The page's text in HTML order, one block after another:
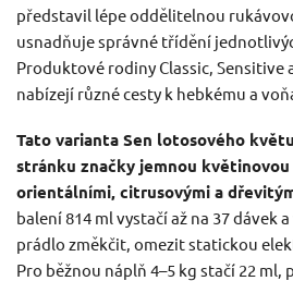
představil lépe oddělitelnou
usnadňuje správné třídění
Produktové rodiny Classic, Sensitive
nabízejí různé cesty k hebkému a
Tato varianta Sen lotosového
stránku značky jemnou květinovou
orientálními, citrusovými a
balení 814 ml vystačí až na 37 dávek
prádlo změkčit, omezit statickou
Pro běžnou náplň 4–5 kg stačí 22 ml,